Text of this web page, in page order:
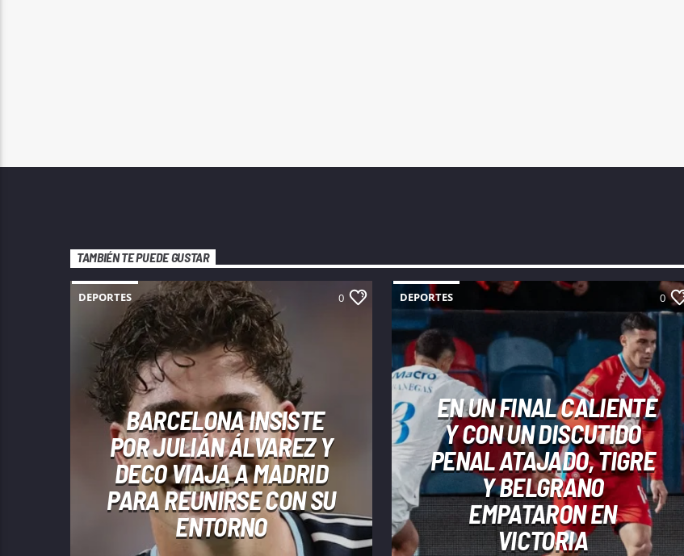
TAMBIÉN TE PUEDE GUSTAR
DEPORTES 0
BARCELONA INSISTE
POR JULIÁN ÁLVAREZ Y
DECO VIAJA A MADRID
PARA REUNIRSE CON SU
ENTORNO
DEPORTES 0
EN UN FINAL CALIENTE
Y CON UN DISCUTIDO
PENAL ATAJADO, TIGRE
Y BELGRANO
EMPATARON EN
VICTORIA